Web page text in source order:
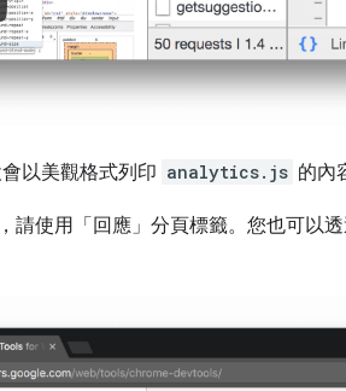
以美觀格式列印 analytics.js 的內
請使用「回應」 分頁標籤。您也可以透